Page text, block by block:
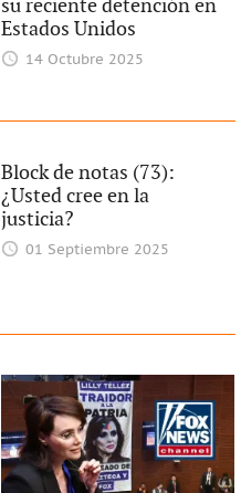
su reciente detención en
Estados Unidos
14 Octubre 2025
Block de notas (73):
¿Usted cree en la
justicia?
01 Septiembre 2025